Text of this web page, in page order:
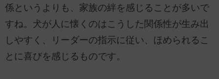
係というよりも、家族の絆を感じることが多いで
すね。犬が人に懐くのはこうした関係性が生み出
しやすく、リーダーの指示に従い、ほめられるこ
とに喜びを感じるものです。